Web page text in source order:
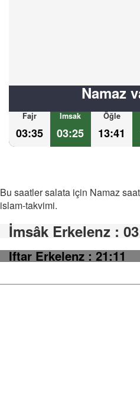
Namaz
Fajr
03:35
Imsak
03:25
Öğle
13:41
Bu saatler salata için Namaz
islam-takvimi.
İmsâk Erkelenz :
Iftar Erkelenz: 21:11